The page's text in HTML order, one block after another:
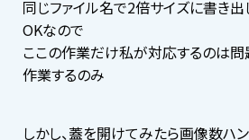
同じファイル名で2倍サイズに書き
OKなので
ここの作業だけ私が対応するのは問
作業するのみ
しかし、蓋を開けてみたら画像数ハ